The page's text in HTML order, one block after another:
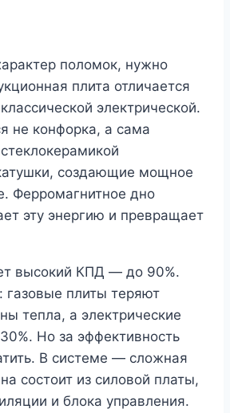
поломок, нужно
плита отличается
электрической.
не конфорка, а сама
создающие мощное
Ферромагнитное дно
эту энергию и превращает
высокий КПД ― до 90%.
газовые плиты теряют
тепла, а электрические
Но за эффективность
В системе ― сложная
состоит из силовой платы,
и блока управления.